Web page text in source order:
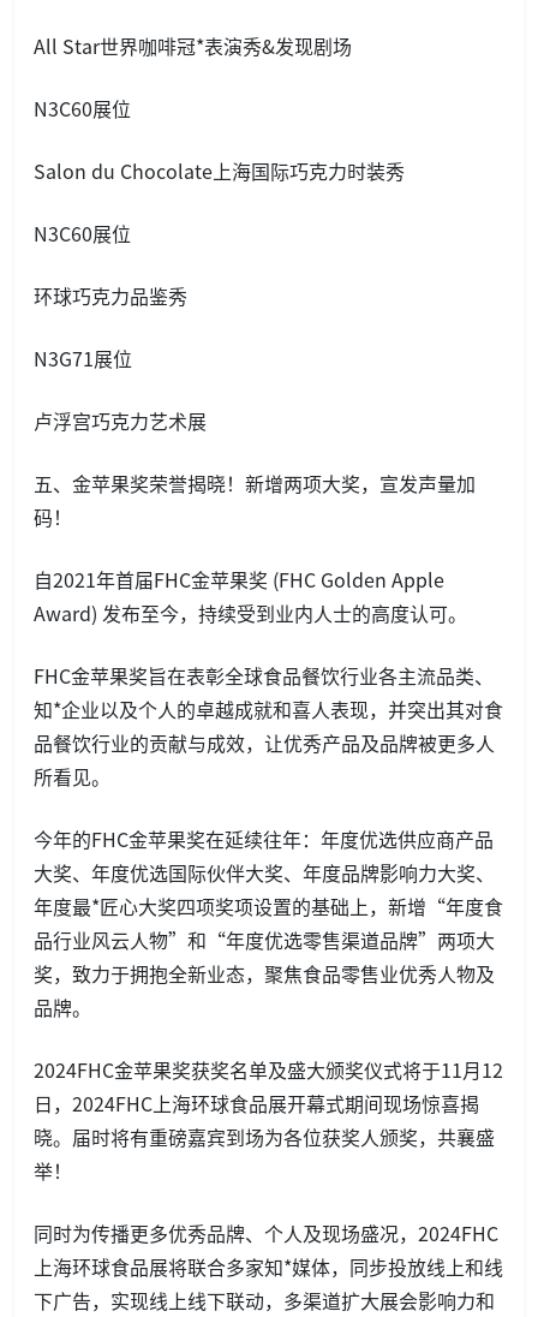
All Star世界咖啡冠*表演秀&发现剧场
N3C60展位
Salon du Chocolate上海国际巧克力时装秀
N3C60展位
环球巧克力品鉴秀
N3G71展位
卢浮宫巧克力艺术展
五、金苹果奖荣誉揭晓！新增两项大奖，宣发声量加
码！
自2021年首届FHC金苹果奖 (FHC Golden Apple
Award) 发布至今，持续受到业内人士的高度认可。
FHC金苹果奖旨在表彰全球食品餐饮行业各主流品类、
知*企业以及个人的卓越成就和喜人表现，并突出其对食
品餐饮行业的贡献与成效，让优秀产品及品牌被更多人
所看见。
今年的FHC金苹果奖在延续往年：年度优选供应商产品
大奖、年度优选国际伙伴大奖、年度品牌影响力大奖、
年度最*匠心大奖四项奖项设置的基础上，新增“年度食
品行业风云人物”和“年度优选零售渠道品牌”两项大
奖，致力于拥抱全新业态，聚焦食品零售业优秀人物及
品牌。
2024FHC金苹果奖获奖名单及盛大颁奖仪式将于11月12
日，2024FHC上海环球食品展开幕式期间现场惊喜揭
晓。届时将有重磅嘉宾到场为各位获奖人颁奖，共襄盛
举！
同时为传播更多优秀品牌、个人及现场盛况，2024FHC
上海环球食品展将联合多家知*媒体，同步投放线上和线
下广告，实现线上线下联动，多渠道扩大展会影响力和